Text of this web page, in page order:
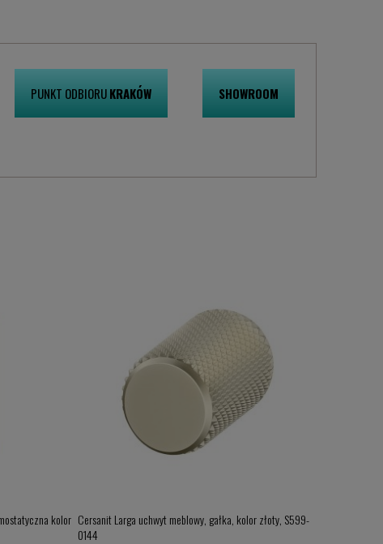
PUNKT ODBIORUKRAKÓW SHOWROOM
kolor Cersanit Larga uchwyt meblowy, gałka, kolor złoty, S599-
0144